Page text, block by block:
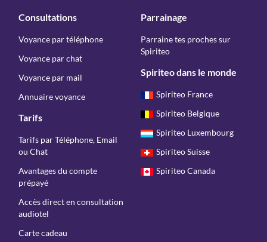
Consultations
Voyance par téléphone
Voyance par chat
Voyance par mail
Annuaire voyance
Tarifs
Tarifs par Téléphone, Email
ou Chat
Avantages du compte
prépayé
Accès direct en consultation
audiotel
Carte cadeau
Parrainage
Parraine tes proches sur
Spiriteo
Spiriteo dans le monde
Spiriteo France
Spiriteo Belgique
Spiriteo Luxembourg
Spiriteo Suisse
Spiriteo Canada